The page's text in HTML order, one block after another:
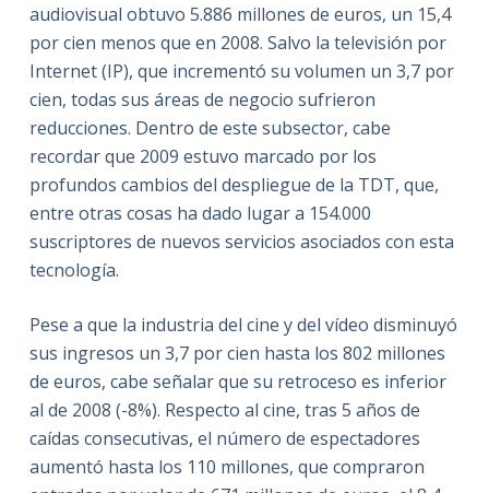
audiovisual obtuvo 5.886 millones de euros, un 15,4
por cien menos que en 2008. Salvo la televisión por
Internet (IP), que incrementó su volumen un 3,7 por
cien, todas sus áreas de negocio sufrieron
reducciones. Dentro de este subsector, cabe
recordar que 2009 estuvo marcado por los
profundos cambios del despliegue de la TDT, que,
entre otras cosas ha dado lugar a 154.000
suscriptores de nuevos servicios asociados con esta
tecnología.
Pese a que la industria del cine y del vídeo disminuyó
sus ingresos un 3,7 por cien hasta los 802 millones
de euros, cabe señalar que su retroceso es inferior
al de 2008 (-8%). Respecto al cine, tras 5 años de
caídas consecutivas, el número de espectadores
aumentó hasta los 110 millones, que compraron